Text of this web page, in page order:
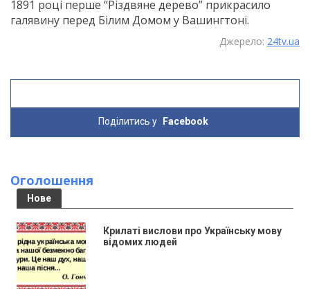
1891 році перше “Різдвяне дерево” прикрасило
галявину перед Білим Домом у Вашингтоні.
Джерело: 24tv.ua
Поділитись у Facebook
Оголошення
Нове
Крилаті вислови про Українську мову
відомих людей